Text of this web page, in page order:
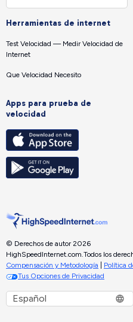
Herramientas de internet
Test Velocidad — Medir Velocidad de
Internet
Que Velocidad Necesito
Apps para prueba de
velocidad
© Derechos de autor 2026
HighSpeedInternet.com.Todos los
Compensación y Metodología
Política
Tus Opciones de Privacidad